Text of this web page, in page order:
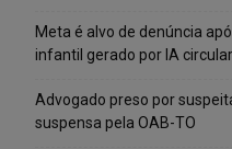
Meta é alvo de denúncia
infantil gerado por IA
Advogado preso por
suspensa pela OAB-TO